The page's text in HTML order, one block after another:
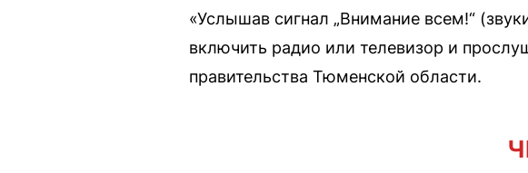
«Услышав сигнал „Внимание всем!“
включить радио или телевизор и
правительства Тюменской области.